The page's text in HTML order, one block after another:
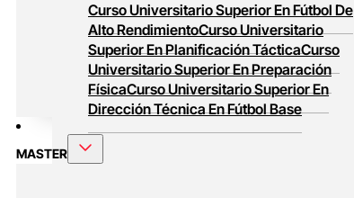
Curso Universitario Superior En Fútbol De
Alto RendimientoCurso Universitario
Superior En Planificación TácticaCurso
Universitario Superior En Preparación
FísicaCurso Universitario Superior En
Dirección Técnica En Fútbol Base
MASTER